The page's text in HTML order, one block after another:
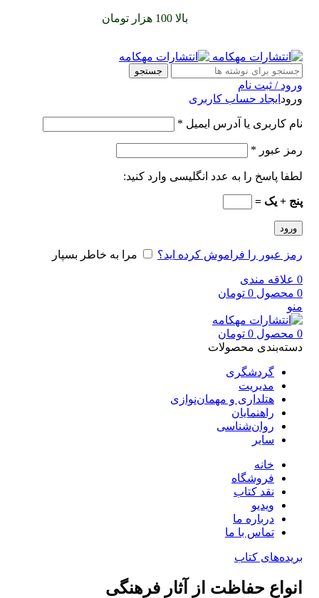
بالا 100 هزار تومان
جستجو
ورود / ثبت نام
ورود ایجاد حساب کاربری
نام کاربری یا آدرس ایمیل *
رمز عبور *
لطفا پاسخ را به عدد انگلیسی وارد کنید:
پنج + یک =
ورود
رمز عبور را فراموش کرده اید؟ مرا به خاطر بسپار
0 علاقه مندی
0 محصول 0 تومان
منو
0 محصول 0 تومان
دسته‌بندی محصولات
گردشگری
مدیریت
هتلداری و مهمان‌نوازی
راهنمایان
روان‌شناسی
سایر
خانه
فروشگاه
نقد کتاب
ویدیو
درباره‌ ما
تماس با ما
بریده‌های کتاب
انواع حفاظت از آثار فرهنگی